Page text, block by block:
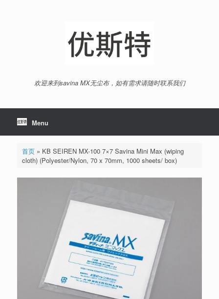
欢迎来到savina MX无尘布，如有需求请随时联系我们
Menu
首页» KB SEIREN MX-100 7×7 Savina Mini Max (wiping
cloth) (Polyester/Nylon, 70 x 70mm, 1000 sheets/ box)